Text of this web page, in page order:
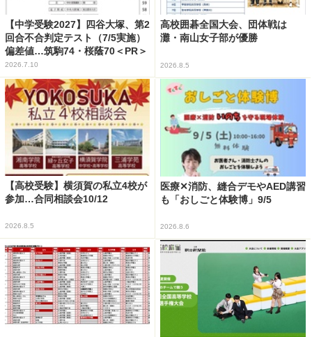
【中学受験2027】四谷大塚、第2
回合不合判定テスト（7/5実施）
偏差値…筑駒74・桜蔭70＜PR＞
2026.7.10
高校囲碁全国大会、団体戦は
灘・南山女子部が優勝
2026.8.5
【高校受験】横須賀の私立4校が
参加…合同相談会10/12
2026.8.5
医療✕消防、縫合デモやAED講習
も「おしごと体験博」9/5
2026.8.6